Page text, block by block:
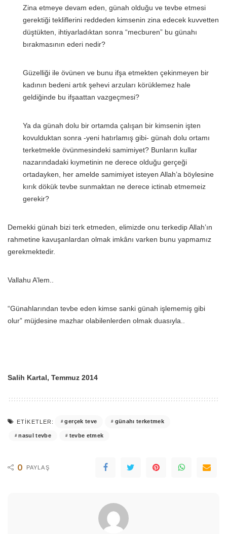
Zina etmeye devam eden, günah olduğu ve tevbe etmesi
gerektiği tekliflerini reddeden kimsenin zina edecek kuvvetten
düştükten, ihtiyarladıktan sonra “mecburen” bu günahı
bırakmasının ederi nedir?
Güzelliği ile övünen ve bunu ifşa etmekten çekinmeyen bir
kadının bedeni artık şehevi arzuları körüklemez hale
geldiğinde bu ifşaattan vazgeçmesi?
Ya da günah dolu bir ortamda çalışan bir kimsenin işten
kovulduktan sonra -yeni hatırlamış gibi- günah dolu ortamı
terketmekle övünmesindeki samimiyet? Bunların kullar
nazarındadaki kıymetinin ne derece olduğu gerçeği
ortadayken, her amelde samimiyet isteyen Allah’a böylesine
kırık dökük tevbe sunmaktan ne derece ictinab etmemeiz
gerekir?
Demekki günah bizi terk etmeden, elimizde onu terkedip Allah’ın
rahmetine kavuşanlardan olmak imkânı varken bunu yapmamız
gerekmektedir.
Vallahu A’lem..
“Günahlarından tevbe eden kimse sanki günah işlememiş gibi
olur” müjdesine mazhar olabilenlerden olmak duasıyla..
Salih Kartal, Temmuz 2014
ETIKETLER: gerçek teve günahı terketmek
nasul tevbe tevbe etmek
0 PAYLAŞ